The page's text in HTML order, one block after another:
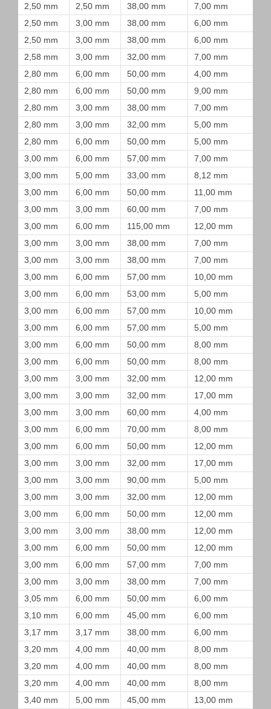
2,50 mm
2,50 mm 38,00 mm
7,00 mm
2,50 mm
3,00 mm 38,00 mm
6,00 mm
2,50 mm
3,00 mm 38,00 mm
6,00 mm
2,58 mm
3,00 mm 32,00 mm
7,00 mm
2,80 mm
6,00 mm 50,00 mm
4,00 mm
2,80 mm
6,00 mm 50,00 mm
9,00 mm
2,80 mm
3,00 mm 38,00 mm
7,00 mm
2,80 mm
3,00 mm 32,00 mm
5,00 mm
2,80 mm
6,00 mm 50,00 mm
5,00 mm
3,00 mm
6,00 mm 57,00 mm
7,00 mm
3,00 mm
5,00 mm 33,00 mm
8,12 mm
3,00 mm
6,00 mm 50,00 mm
11,00 mm
3,00 mm
3,00 mm 60,00 mm
7,00 mm
3,00 mm
6,00 mm 115,00 mm
12,00 mm
3,00 mm
3,00 mm 38,00 mm
7,00 mm
3,00 mm
3,00 mm 38,00 mm
7,00 mm
3,00 mm
6,00 mm 57,00 mm
10,00 mm
3,00 mm
6,00 mm 53,00 mm
5,00 mm
3,00 mm
6,00 mm 57,00 mm
10,00 mm
3,00 mm
6,00 mm 57,00 mm
5,00 mm
3,00 mm
6,00 mm 50,00 mm
8,00 mm
3,00 mm
6,00 mm 50,00 mm
8,00 mm
3,00 mm
3,00 mm 32,00 mm
12,00 mm
3,00 mm
3,00 mm 32,00 mm
17,00 mm
3,00 mm
3,00 mm 60,00 mm
4,00 mm
3,00 mm
6,00 mm 70,00 mm
8,00 mm
3,00 mm
6,00 mm 50,00 mm
12,00 mm
3,00 mm
3,00 mm 32,00 mm
17,00 mm
3,00 mm
3,00 mm 90,00 mm
5,00 mm
3,00 mm
3,00 mm 32,00 mm
12,00 mm
3,00 mm
6,00 mm 50,00 mm
12,00 mm
3,00 mm
3,00 mm 38,00 mm
12,00 mm
3,00 mm
6,00 mm 50,00 mm
12,00 mm
3,00 mm
6,00 mm 57,00 mm
7,00 mm
3,00 mm
3,00 mm 38,00 mm
7,00 mm
3,05 mm
6,00 mm 50,00 mm
6,00 mm
3,10 mm
6,00 mm 45,00 mm
6,00 mm
3,17 mm
3,17 mm 38,00 mm
6,00 mm
3,20 mm
4,00 mm 40,00 mm
8,00 mm
3,20 mm
4,00 mm 40,00 mm
8,00 mm
3,20 mm
4,00 mm 40,00 mm
8,00 mm
3,40 mm
5,00 mm 45,00 mm 13,00 mm